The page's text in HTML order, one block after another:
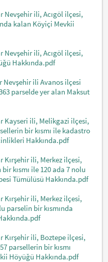
Nevşehir ili, Acıgöl ilçesi,
kalan Köyiçi Mevkii
Nevşehir ili, Acıgöl ilçesi,
Hakkında.pdf
Nevşehir ili Avanos ilçesi
parselde yer alan Maksut
Kayseri ili, Melikgazi ilçesi,
bir kısmı ile kadastro
Hakkında.pdf
Kırşehir ili, Merkez ilçesi,
kısmı ile 120 ada 7 nolu
Tümülüsü Hakkında.pdf
Kırşehir ili, Merkez ilçesi,
parselin bir kısmında
Kırşehir ili, Boztepe ilçesi,
parsellerin bir kısmı
Höyüğü Hakkında.pdf